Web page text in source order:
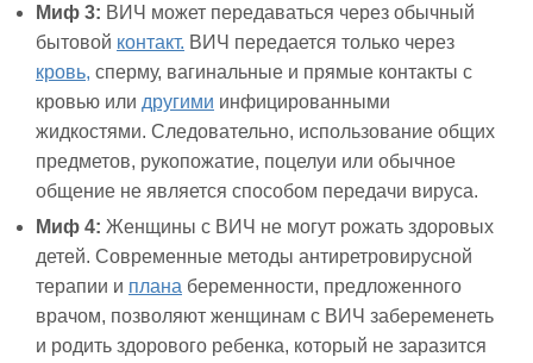
Миф 3: ВИЧ может передаваться через обычный
бытовой контакт. ВИЧ передается только через
кровь, сперму, вагинальные и прямые контакты с
кровью или другими инфицированными
жидкостями. Следовательно, использование общих
предметов, рукопожатие, поцелуи или обычное
общение не является способом передачи вируса.
Миф 4: Женщины с ВИЧ не могут рожать здоровых
детей. Современные методы антиретровирусной
терапии и плана беременности, предложенного
врачом, позволяют женщинам с ВИЧ забеременеть
и родить здорового ребенка, который не заразится